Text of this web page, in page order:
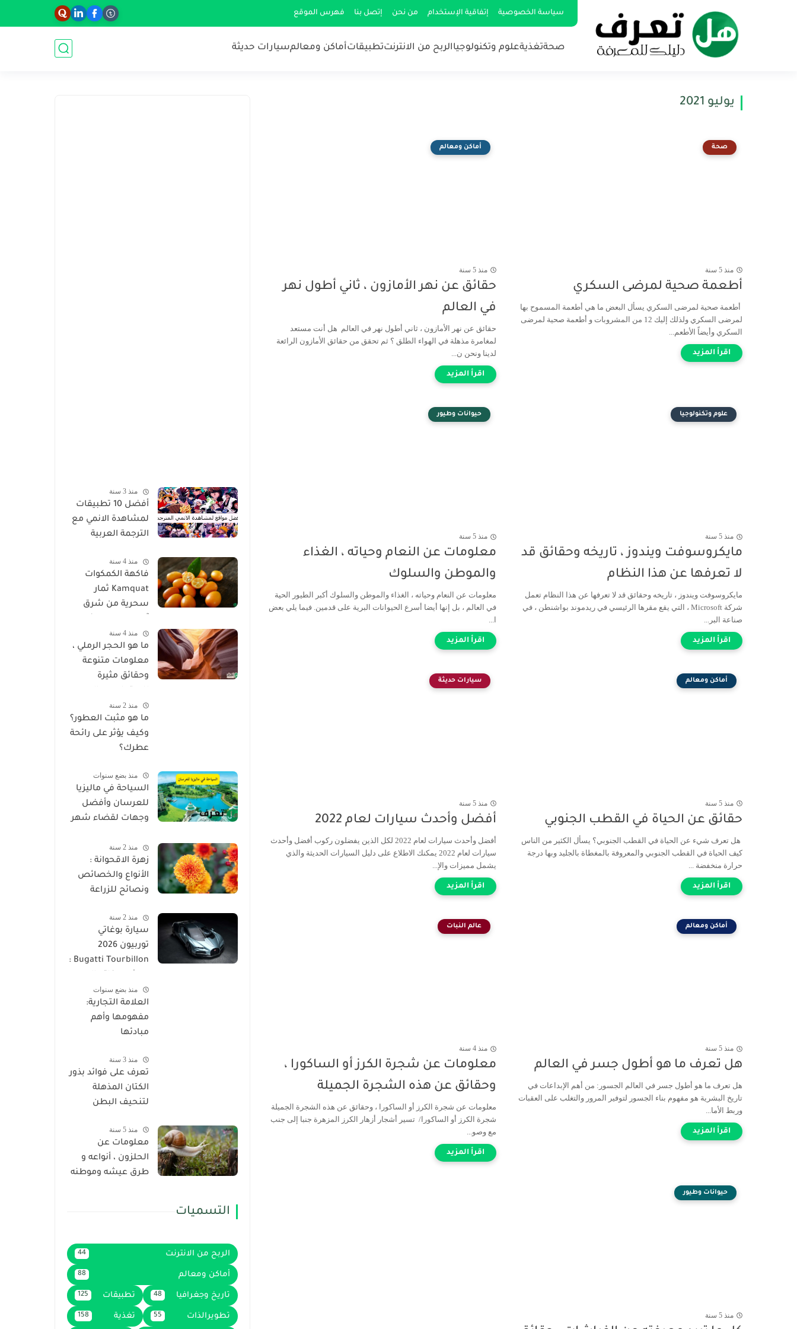
سياسة الخصوصية إتفاقية الإستخدام من نحن إتصل بنا فهرس الموقع
صحةتغذيةعلوم وتكنولوجياالربح من الانترنتتطبيقاتأماكن ومعالمسيارات حديثة
يوليو 2021
صحة
منذ 5 سنة
أطعمة صحية لمرضى السكري
أطعمة صحية لمرضى السكري يسأل البعض ما هي أطعمة المسموح بها
لمرضى السكري ولذلك إليك 12 من المشروبات و أطعمة صحية لمرضى
السكري وأيضاً الأطعم...
أماكن ومعالم
منذ 5 سنة
حقائق عن نهر الأمازون ، ثاني أطول نهر
في العالم
حقائق عن نهر الأمازون ، ثاني أطول نهر في العالم هل أنت مستعد
لمغامرة مذهلة في الهواء الطلق ؟ ثم تحقق من حقائق الأمازون الرائعة
لدينا ونحن ن...
علوم وتكنولوجيا
منذ 5 سنة
مايكروسوفت ويندوز ، تاريخه وحقائق قد
لا تعرفها عن هذا النظام
مايكروسوفت ويندوز ، تاريخه وحقائق قد لا تعرفها عن هذا النظام تعمل
شركة Microsoft ، التي يقع مقرها الرئيسي في ريدموند بواشنطن ، في
صناعة البر...
حيوانات وطيور
منذ 5 سنة
معلومات عن النعام وحياته ، الغذاء
والموطن والسلوك
معلومات عن النعام وحياته ، الغذاء والموطن والسلوك أكبر الطيور الحية
في العالم ، بل إنها أيضا أسرع الحيوانات البرية على قدمين. فيما يلي بعض
ا...
أماكن ومعالم
منذ 5 سنة
حقائق عن الحياة في القطب الجنوبي
هل تعرف شيء عن الحياة في القطب الجنوبي؟ يسأل الكثير من الناس
كيف الحياة في القطب الجنوبي والمعروفة بالمغطاة بالجليد وبها درجة
حرارة منخفضة ...
سيارات حديثة
منذ 5 سنة
أفضل وأحدث سيارات لعام 2022
أفضل وأحدث سيارات لعام 2022 لكل الذين يفضلون ركوب أفضل وأحدث
سيارات لعام 2022 يمكنك الاطلاع على دليل السيارات الحديثة والذي
يشمل مميزات والإ...
أماكن ومعالم
منذ 5 سنة
هل تعرف ما هو أطول جسر في العالم
هل تعرف ما هو أطول جسر في العالم الجسور: من أهم الإبداعات في
تاريخ البشرية هو مفهوم بناء الجسور لتوفير المرور والتغلب على العقبات
وربط الأما...
عالم النبات
منذ 4 سنة
معلومات عن شجرة الكرز أو الساكورا ،
وحقائق عن هذه الشجرة الجميلة
معلومات عن شجرة الكرز أو الساكورا ، وحقائق عن هذه الشجرة الجميلة
شجرة الكرز أو الساكورا/ تسير أشجار أزهار الكرز المزهرة جنبا إلى جنب
مع وصو...
حيوانات وطيور
منذ 5 سنة
منذ 3 سنة
أفضل 10 تطبيقات
لمشاهدة الانمي مع
الترجمة العربية
منذ 4 سنة
فاكهة الكمكوات
Kamquat ثمار
سحرية من شرق
غير عادية
منذ 4 سنة
ما هو الحجر الرملي ،
معلومات متنوعة
وحقائق مثيرة
الرملي
منذ 2 سنة
ما هو مثبت العطور؟
وكيف يؤثر على رائحة
عطرك؟
منذ بضع سنوات
السياحة في ماليزيا
للعرسان وأفضل
وجهات لقضاء شهر
منذ 2 سنة
زهرة الاقحوانة :
الأنواع والخصائص
ونصائح للزراعة
منذ 2 سنة
سيارة بوغاتي
توربيون 2026
Bugatti Tourbillon :
بقوة 1800 حصانمنذ بضع سنوات
العلامة التجارية:
مفهومها وأهم
مبادئها
منذ 3 سنة
تعرف على فوائد بذور
الكتان المذهلة
لتنحيف البطن
منذ 5 سنة
معلومات عن
الحلزون ، أنواعه و
طرق عيشه وموطنه
التسميات
الربح من الانترنت 44
أماكن ومعالم 88
تاريخ وجغرافيا 48 تطبيقات 125
تطويرالذات 55 تغذية 158